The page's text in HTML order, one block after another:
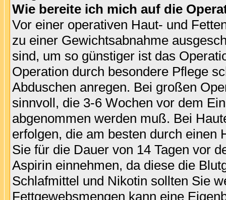
Wie bereite ich mich auf die
Vor einer operativen Haut- und
zu einer Gewichtsabnahme
sind, um so günstiger ist das
Operation durch besondere Pflege
Abduschen anregen. Bei großen
sinnvoll, die 3-6 Wochen vor dem
abgenommen werden muß. Bei
erfolgen, die am besten durch
Sie für die Dauer von 14 Tagen vor
Aspirin einnehmen, da diese die
Schlafmittel und Nikotin sollten Sie
Fettgewebsmengen kann eine